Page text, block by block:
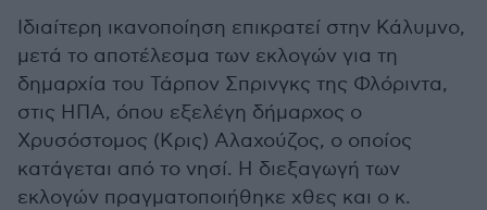
Ιδιαίτερη ικανοποίηση επικρατεί στην Κάλυμνο,
μετά το αποτέλεσμα των εκλογών για τη
δημαρχία του Τάρπον Σπρινγκς της Φλόριντα,
στις ΗΠΑ, όπου εξελέγη δήμαρχος ο
Χρυσόστομος (Κρις) Αλαχούζος, ο οποίος
κατάγεται από το νησί. Η διεξαγωγή των
εκλογών πραγματοποιήθηκε χθες και ο κ.